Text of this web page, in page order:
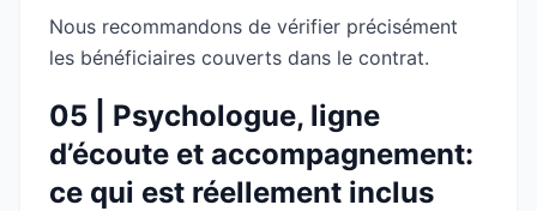
Nous recommandons de vérifier précisément
les bénéficiaires couverts dans le contrat.
05 | Psychologue, ligne
d’écoute et accompagnement:
ce qui est réellement inclus